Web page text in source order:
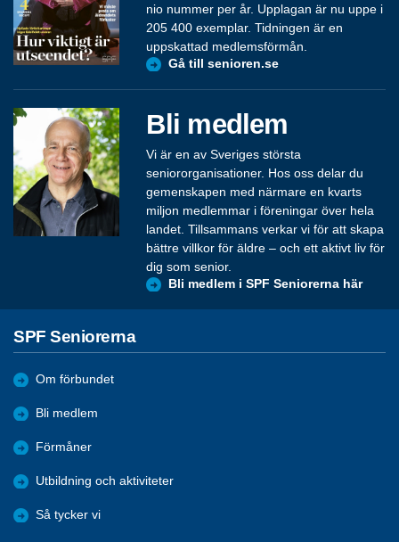
nio nummer per år. Upplagan är nu uppe i
205 400 exemplar. Tidningen är en
uppskattad medlemsförmån.
Gå till senioren.se
Bli medlem
Vi är en av Sveriges största
seniororganisationer. Hos oss delar du
gemenskapen med närmare en kvarts
miljon medlemmar i föreningar över hela
landet. Tillsammans verkar vi för att skapa
bättre villkor för äldre – och ett aktivt liv för
dig som senior.
Bli medlem i SPF Seniorerna här
SPF Seniorerna
Om förbundet
Bli medlem
Förmåner
Utbildning och aktiviteter
Så tycker vi